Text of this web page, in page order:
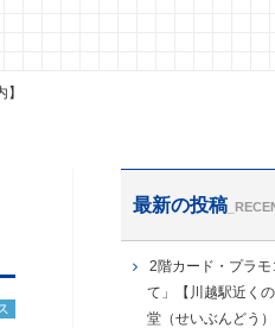
最新の投稿
2階カード・プラ
て」【川越駅近く
堂（せいぶんどう